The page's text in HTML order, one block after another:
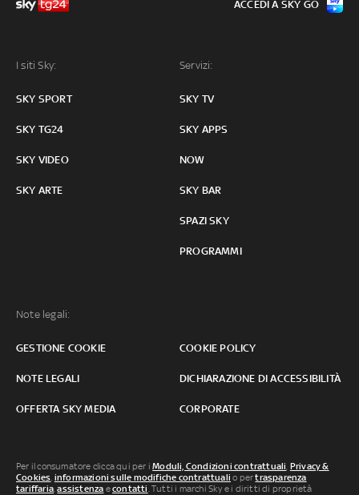
I siti Sky:
SKY SPORT
SKY TG24
SKY VIDEO
SKY ARTE
Servizi:
SKY TV
SKY APPS
NOW
SKY BAR
SPAZI SKY
PROGRAMMI
Note legali:
GESTIONE COOKIE COOKIE POLICY
NOTE LEGALI DICHIARAZIONE DI ACCESSIBILITÀ
OFFERTA SKY MEDIA CORPORATE
ACCEDI A SKY GO
Per il consumatore clicca qui per iModuli, Condizioni contrattuali, Privacy &
Cookies, informazioni sulle modifiche contrattuali o pertrasparenza
tariffaria,assistenza econtatti. Tutti i marchi Sky e i diritti di proprietà